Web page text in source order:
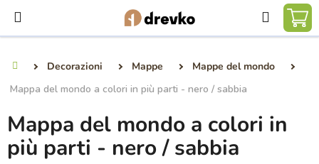
contenuto
Ricerca
Decorazioni Mappe
Mappe del mondo
Mappa del mondo a colori in più parti - nero / sabbia
Mappa del mondo a colori in
più parti - nero / sabbia